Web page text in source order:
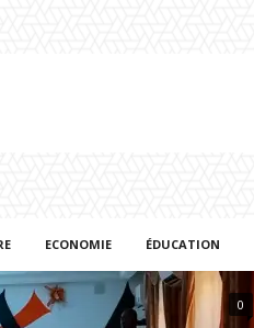
ECONOMIE ÉDUCATION
0